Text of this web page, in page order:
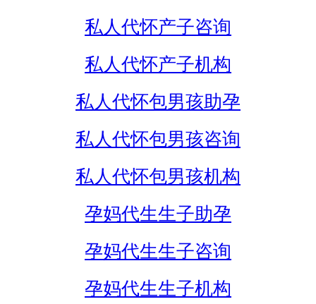
私人代怀产子咨询
私人代怀产子机构
私人代怀包男孩助孕
私人代怀包男孩咨询
私人代怀包男孩机构
孕妈代生生子助孕
孕妈代生生子咨询
孕妈代生生子机构